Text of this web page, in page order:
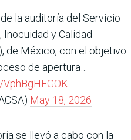
la auditoría del Servicio
Inocuidad y Calidad
de México, con el objetivo
de apertura…
May 18, 2026
se llevó a cabo con la